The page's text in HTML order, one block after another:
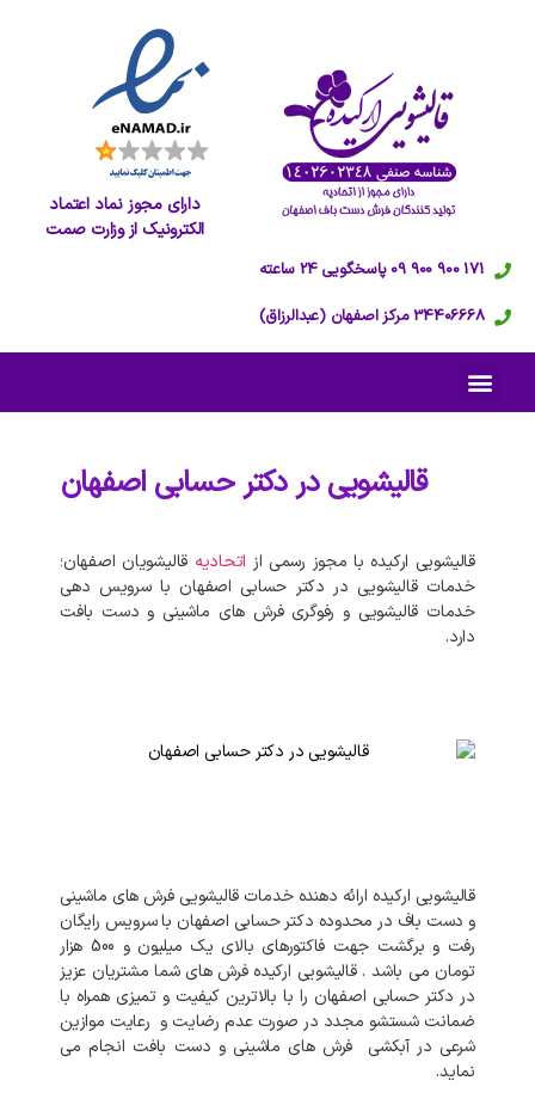
دارای مجوز نماد اعتماد
الکترونیک از وزارت صمت
171 900 900 09 پاسخگویی 24 ساعته
34406668 مرکز اصفهان (عبدالرزاق)
قالیشویی دردکتر حسابی اصفهان
قالیشویی ارکیده با مجوز رسمی از اتحادیه قالیشویان اصفهان؛
خدمات قالیشویی در دکتر حسابی اصفهان با سرویس دهی
خدمات قالیشویی و رفوگری فرش های ماشینی و دست بافت
دارد.
قالیشویی ارکیده ارائه دهنده خدمات قالیشویی فرش های ماشینی
و دست باف در محدوده دکتر حسابی اصفهان باسرویس رایگان
رفت و برگشت جهت فاکتورهای بالای
یک میلیون و 500 هزار
تومان می باشد .قالیشویی ارکیده فرش های شما مشتریان عزیز
در دکتر حسابی اصفهان را با بالاترین کیفیت و تمیزی همراه با
ضمانت شستشو مجدد در صورت عدم رضایت و رعایت موازین
شرعی در آبکشی فرش های ماشینی و دست بافت انجام می
نماید.